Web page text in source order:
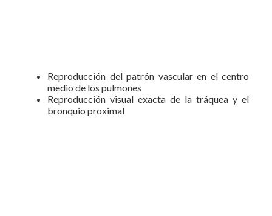
Reproducción del patrón vascular en el centro
medio de los pulmones
Reproducción visual exacta de la tráquea y el
bronquio proximal